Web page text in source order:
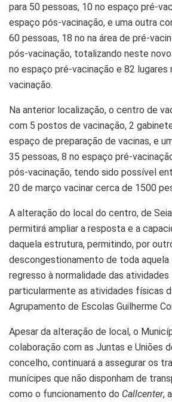
para 50 pessoas, 10 no espaço pré-
espaço pós-vacinação, e uma outra
60 pessoas, 18 no na área de pré-
pós-vacinação, totalizando neste
no espaço pré-vacinação e 82 lugares
vacinação.
Na anterior localização, o centro de
com 5 postos de vacinação, 2
espaço de preparação de vacinas, e
35 pessoas, 8 no espaço pré-
pós-vacinação, tendo sido possível
20 de março vacinar cerca de 1500
A alteração do local do centro, de
permitirá ampliar a resposta e a
daquela estrutura, permitindo, por
descongestionamento de toda aquela
regresso à normalidade das
particularmente as atividades físicas
Agrupamento de Escolas Guilherme
Apesar da alteração de local, o
colaboração com as Juntas e Uniões
concelho, continuará a assegurar os
munícipes que não disponham de
como o funcionamento do Callcenter,